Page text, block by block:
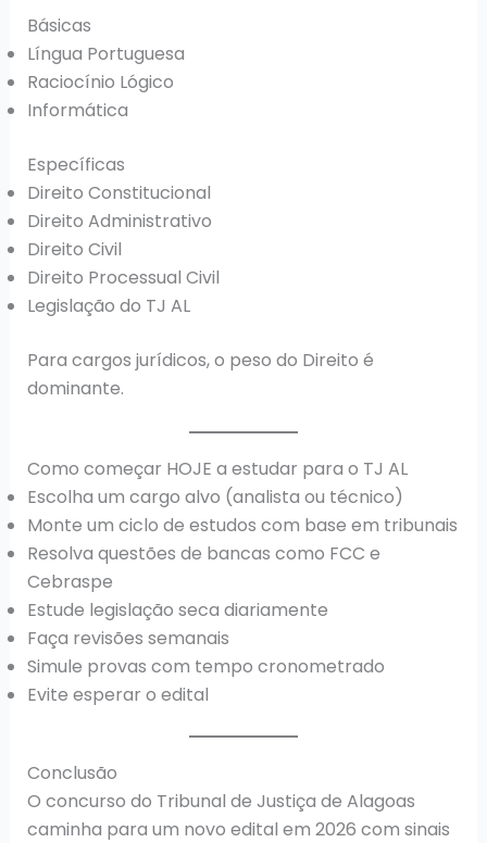
Básicas
Língua Portuguesa
Raciocínio Lógico
Informática
Específicas
Direito Constitucional
Direito Administrativo
Direito Civil
Direito Processual Civil
Legislação do TJ AL
Para cargos jurídicos, o peso do Direito é
dominante.
Como começar HOJE a estudar para o TJ AL
Escolha um cargo alvo (analista ou técnico)
Monte um ciclo de estudos com base em tribunais
Resolva questões de bancas como FCC e
Cebraspe
Estude legislação seca diariamente
Faça revisões semanais
Simule provas com tempo cronometrado
Evite esperar o edital
Conclusão
O concurso do Tribunal de Justiça de Alagoas
caminha para um novo edital em 2026 com sinais